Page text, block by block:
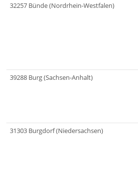
32257 Bünde (Nordrhein-Westfalen)
39288 Burg (Sachsen-Anhalt)
31303 Burgdorf (Niedersachsen)